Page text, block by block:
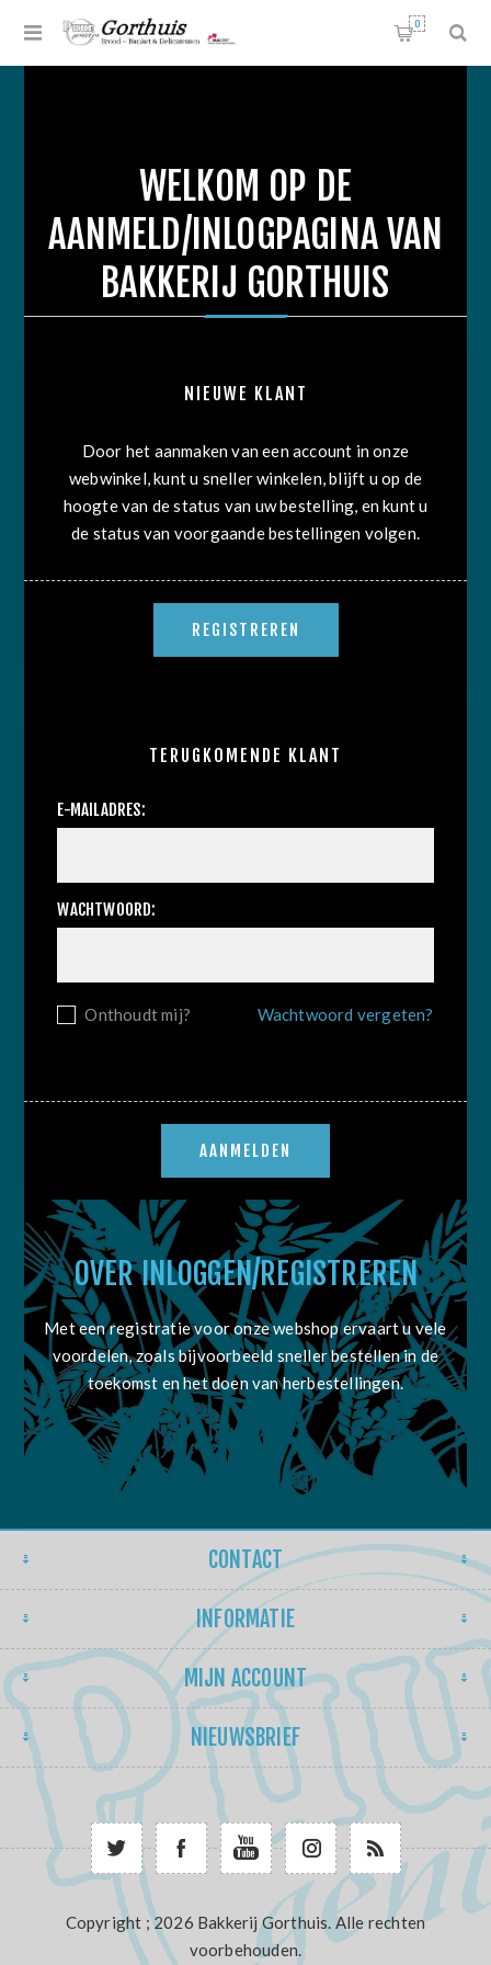
0
WELKOM OP DE
AANMELD/INLOGPAGINA VAN
BAKKERIJ GORTHUIS
NIEUWE KLANT
Door het aanmaken van een account in onze
webwinkel, kunt u sneller winkelen, blijft u op de
hoogte van de status van uw bestelling, en kunt u
de status van voorgaande bestellingen volgen.
TERUGKOMENDE KLANT
E-MAILADRES:
WACHTWOORD:
Onthoudt mij? Wachtwoord vergeten?
OVER INLOGGEN/REGISTREREN
Met een registratie voor onze webshop ervaart u vele
voordelen, zoals bijvoorbeeld sneller bestellen in de
toekomst en het doen van herbestellingen.
CONTACT
INFORMATIE
MIJN ACCOUNT
NIEUWSBRIEF
Copyright ; 2026 Bakkerij Gorthuis. Alle rechten
voorbehouden.